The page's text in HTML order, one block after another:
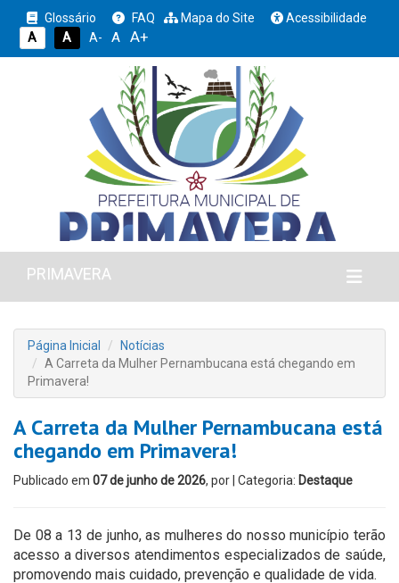
Glossário FAQ Mapa do Site
Acessibilidade
A
A A- A A+
PRIMAVERA
Página Inicial
Notícias
A Carreta da Mulher Pernambucana está chegando em
Primavera!
A Carreta da Mulher Pernambucana está
chegando em Primavera!
Publicado em 07 de junho de 2026, por | Categoria: Destaque
De 08 a 13 de junho, as mulheres do nosso município terão
acesso a diversos atendimentos especializados de saúde,
promovendo mais cuidado, prevenção e qualidade de vida.